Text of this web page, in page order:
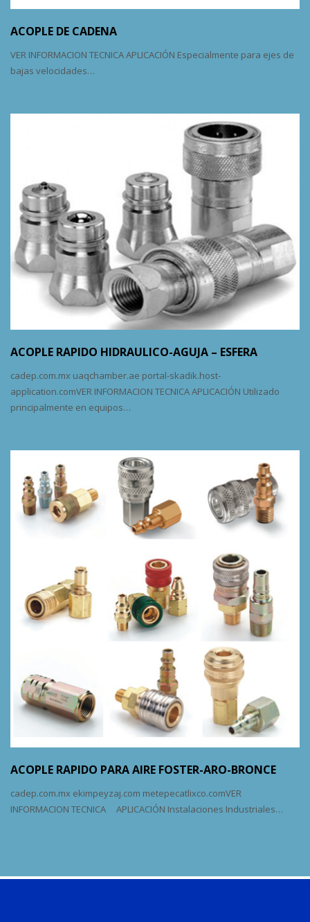
ACOPLE DE CADENA
VER INFORMACION TECNICA APLICACIÓN Especialmente para ejes de
bajas velocidades…
ACOPLE RAPIDO HIDRAULICO-AGUJA – ESFERA
cadep.com.mx uaqchamber.ae portal-skadik.host-
application.comVER INFORMACION TECNICA APLICACIÓN Utilizado
principalmente en equipos…
ACOPLE RAPIDO PARA AIRE FOSTER-ARO-BRONCE
cadep.com.mx ekimpeyzaj.com metepecatlixco.comVER
INFORMACION TECNICA APLICACIÓN Instalaciones Industriales…